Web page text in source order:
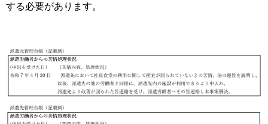
する必要があります。